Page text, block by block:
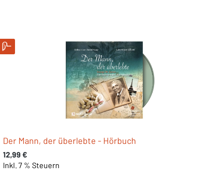
Der Mann, der überlebte - Hörbuch
Regulärer Preis:
12,99 €
Inkl. 7 % Steuern